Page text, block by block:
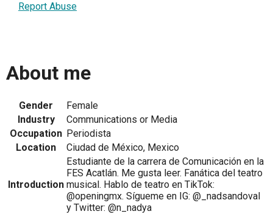
Report Abuse
About me
Gender
Female
Industry
Communications or Media
Occupation Periodista
Location
Ciudad de México, Mexico
Introduction
Estudiante de la carrera de Comunicación en la
FES Acatlán. Me gusta leer. Fanática del teatro
musical. Hablo de teatro en TikTok:
@openingmx. Sígueme en IG: @_nadsandoval
y Twitter: @n_nadya